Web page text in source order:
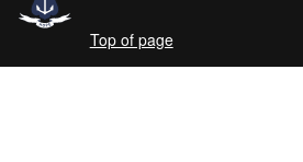
Top of page